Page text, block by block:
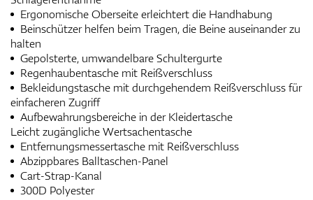
Ergonomische Oberseite erleichtert die Handhabung
Beinschützer helfen beim Tragen, die Beine auseinander zu
halten
Gepolsterte, umwandelbare Schultergurte
Regenhaubentasche mit Reißverschluss
Bekleidungstasche mit durchgehendem Reißverschluss für
einfacheren Zugriff
Aufbewahrungsbereiche in der Kleidertasche
Leicht zugängliche Wertsachentasche
Entfernungsmessertasche mit Reißverschluss
Abzippbares Balltaschen-Panel
Cart-Strap-Kanal
300D Polyester